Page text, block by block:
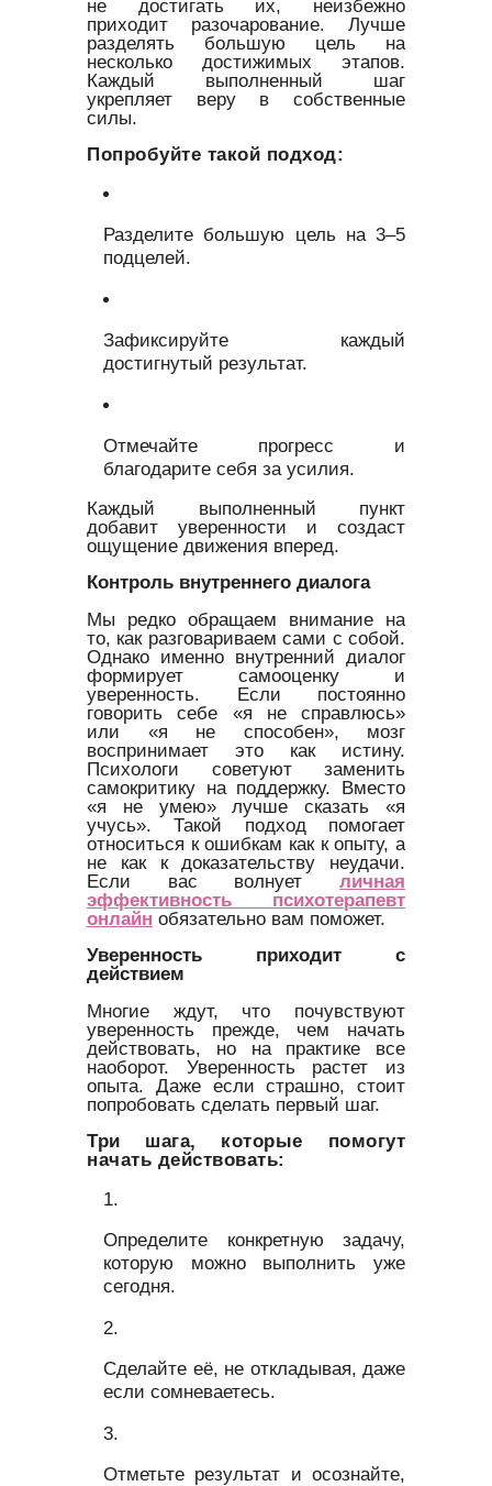
не достигать их, неизбежно
приходит разочарование. Лучше
разделять большую цель на
несколько достижимых этапов.
Каждый выполненный шаг
укрепляет веру в собственные
силы.
Попробуйте такой подход:
Разделите большую цель на 3–5
подцелей.
Зафиксируйте каждый
достигнутый результат.
Отмечайте прогресс и
благодарите себя за усилия.
Каждый выполненный пункт
добавит уверенности и создаст
ощущение движения вперед.
Контроль внутреннего диалога
Мы редко обращаем внимание на
то, как разговариваем сами с собой.
Однако именно внутренний диалог
формирует самооценку и
уверенность. Если постоянно
говорить себе «я не справлюсь»
или «я не способен», мозг
воспринимает это как истину.
Психологи советуют заменить
самокритику на поддержку. Вместо
«я не умею» лучше сказать «я
учусь». Такой подход помогает
относиться к ошибкам как к опыту, а
не как к доказательству неудачи.
Если вас волнует личная
эффективность психотерапевт
онлайн обязательно вам поможет.
Уверенность приходит с
действием
Многие ждут, что почувствуют
уверенность прежде, чем начать
действовать, но на практике все
наоборот. Уверенность растет из
опыта. Даже если страшно, стоит
попробовать сделать первый шаг.
Три шага, которые помогут
начать действовать:
Определите конкретную задачу,
которую можно выполнить уже
сегодня.
Сделайте её, не откладывая, даже
если сомневаетесь.
Отметьте результат и осознайте,